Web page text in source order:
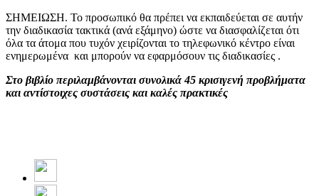
ΣΗΜΕΙΩΣΗ. Το προσωπικό θα πρέπει να εκπαιδεύεται σε αυτήν
την διαδικασία τακτικά (ανά εξάμηνο) ώστε να διασφαλίζεται ότι
όλα τα άτομα που τυχόν χειρίζονται το τηλεφωνικό κέντρο είναι
ενημερωμένα και μπορούν να εφαρμόσουν τις διαδικασίες .
Στο βιβλίο περιλαμβάνονται συνολικά 45 κρισιγενή προβλήματα
και αντίστοιχες συστάσεις και καλές πρακτικές